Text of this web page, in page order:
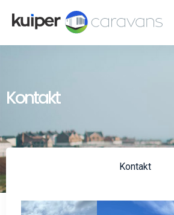
Kontakt
Kontakt